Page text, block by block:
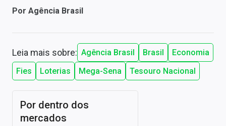
Por Agência Brasil
Leia mais sobre: Agência Brasil Brasil
Economia
Fies
Loterias Mega-Sena Tesouro Nacional
Por dentro dos
mercados